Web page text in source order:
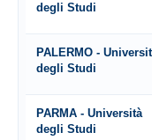
degli Studi
PALERMO -
degli Studi
PARMA - Università
degli Studi